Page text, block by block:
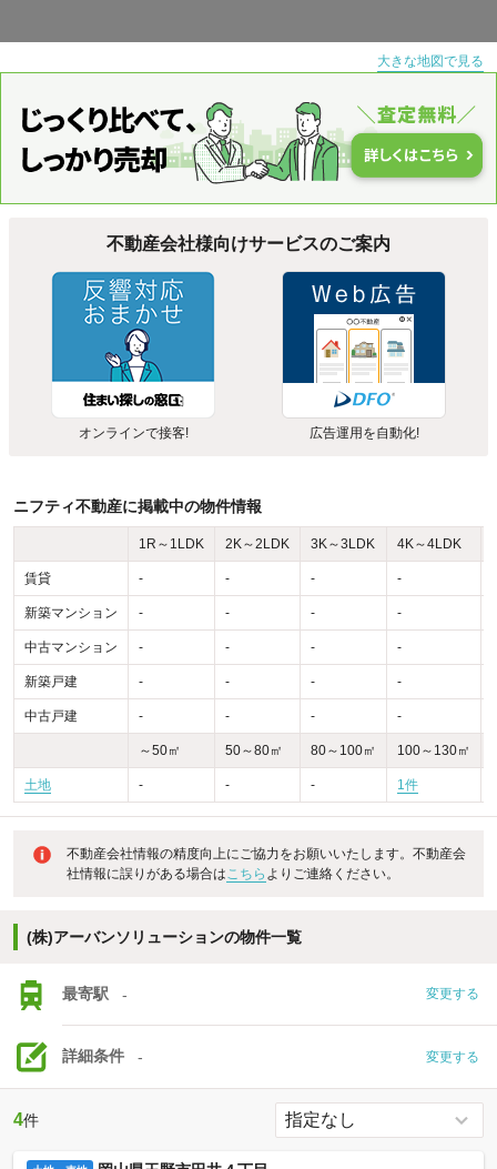
大きな地図で見る
不動産会社様向けサービスのご案内
オンラインで接客! 広告運用を自動化!
ニフティ不動産に掲載中の物件情報
1R～1LDK 2K～2LDK 3K～3LDK 4K～4LDK
賃貸 - - - -
新築マンション - - - -
中古マンション - - - -
新築戸建 - - - -
中古戸建 - - - -
～50㎡ 50～80㎡ 80～100㎡ 100～130㎡
土地 - - - 1件
不動産会社情報の精度向上にご協力をお願いいたします。不動産会
社情報に誤りがある場合はこちら よりご連絡ください。
(株)アーバンソリューションの物件一覧
最寄駅 - 変更する
詳細条件 - 変更する
4件